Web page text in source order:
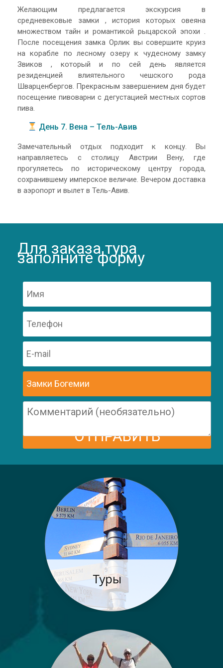
Желающим предлагается экскурсия в
средневековые замки , история которых овеяна
множеством тайн и романтикой рыцарской эпохи .
После посещения замка Орлик вы совершите круиз
на корабле по лесному озеру к чудесному замку
Звиков , который и по сей день является
резиденцией влиятельного чешского рода
Шварценбергов. Прекрасным завершением дня будет
посещение пивоварни с дегустацией местных сортов
пива.
День 7. Вена – Тель-Авив
Замечательный отдых подходит к концу. Вы
направляетесь с столицу Австрии Вену, где
прогуляетесь по историческому центру города,
сохранившему имперское величие. Вечером доставка
в аэропорт и вылет в Тель-Авив.
Для заказа тура
заполните форму